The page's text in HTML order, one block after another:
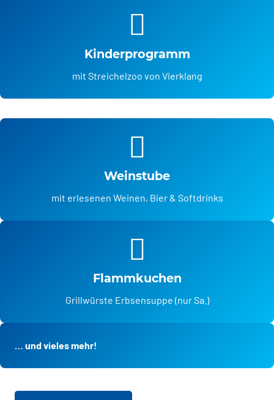
Kinderprogramm
mit Streichelzoo von Vierklang
Weinstube
mit erlesenen Weinen, Bier & Softdrinks
Flammkuchen
Grillwürste Erbsensuppe (nur Sa.)
… und vieles mehr!